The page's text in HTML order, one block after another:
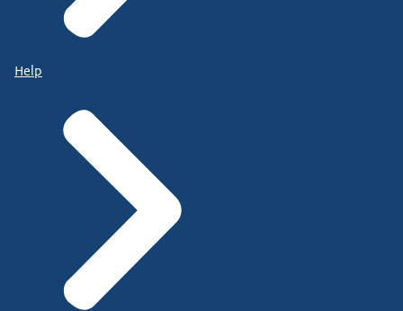
Help